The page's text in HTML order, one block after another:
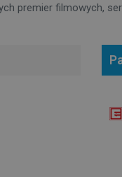
premier filmowych,